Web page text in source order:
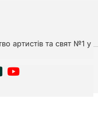
артистів та свят №1 у